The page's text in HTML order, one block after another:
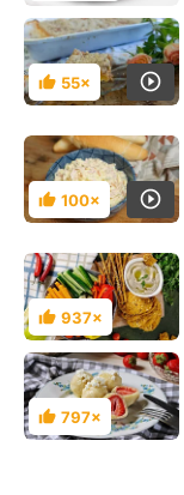
Hodnocení
55×
Hodnocení
100×
Hodnocení
937×
Hodnocení
797×